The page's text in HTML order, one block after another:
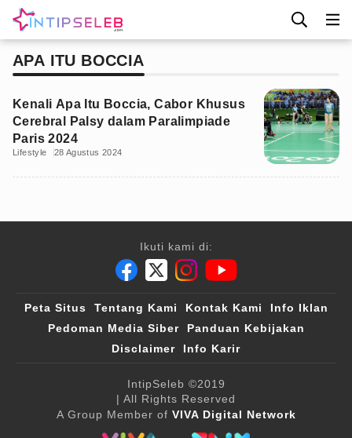
APA ITU BOCCIA
Kenali Apa Itu Boccia, Cabor Khusus
Cerebral Palsy dalam Paralimpiade
Paris 2024
Lifestyle 28 Agustus 2024
Ikuti kami di:
Peta Situs Tentang Kami Kontak Kami
Info Iklan
Pedoman Media Siber
Panduan Kebijakan
Disclaimer
Info Karir
IntipSeleb ©2019
| All Rights Reserved
A Group Member of VIVA Digital Network